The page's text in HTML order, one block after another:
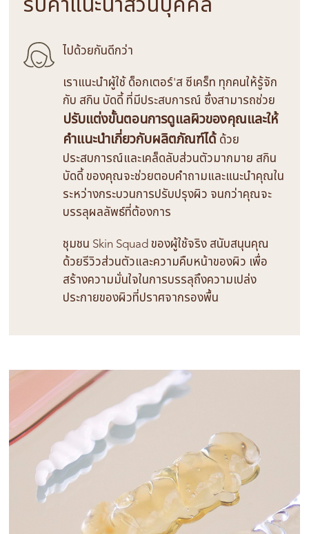
ไปด้วยกันดีกว่า
เราแนะนำผู้ใช้ ด็อกเตอร์'ส ซีเคร็ท ทุกคนให้รู้จัก
กับ สกิน บัดดี้ ที่มีประสบการณ์ ซึ่งสามารถช่วย
ปรับแต่งขั้นตอนการดูแลผิวของคุณและให้
คำแนะนำเกี่ยวกับผลิตภัณฑ์ได้ด้วย
ประสบการณ์และเคล็ดลับส่วนตัวมากมาย สกิน
บัดดี้ ของคุณจะช่วยตอบคำถามและแนะนำคุณใน
ระหว่างกระบวนการปรับปรุงผิว จนกว่าคุณจะ
บรรลุผลลัพธ์ที่ต้องการ
ชุมชน Skin Squad ของผู้ใช้จริง สนับสนุนคุณ
ด้วยรีวิวส่วนตัวและความคืบหน้าของผิว เพื่อ
สร้างความมั่นใจในการบรรลุถึงความเปล่ง
ประกายของผิวที่ปราศจากรองพื้น